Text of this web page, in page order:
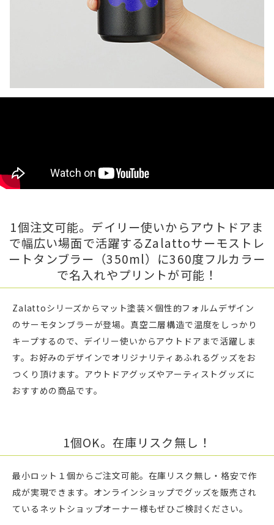
1個注文可能。デイリー使いからアウトドアま
で幅広い場面で活躍するZalattoサーモストレ
ートタンブラー（350ml）に360度フルカラー
で名入れやプリントが可能！
Zalattoシリーズからマット塗装×個性的フォルムデザイン
のサーモタンブラーが登場。真空二層構造で温度をしっかり
キープするので、デイリー使いからアウトドアまで活躍しま
す。お好みのデザインでオリジナリティあふれるグッズをお
つくり頂けます。アウトドアグッズやアーティストグッズに
おすすめの商品です。
1個OK。在庫リスク無し！
最小ロット１個からご注文可能。在庫リスク無し・格安で作
成が実現できます。オンラインショップでグッズを販売され
ているネットショップオーナー様もぜひご検討ください。